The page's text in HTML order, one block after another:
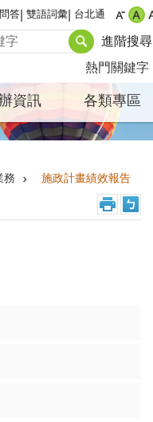
答 雙語詞彙 台北通
進階搜尋
熱門關鍵字
資訊 各類專區
務 施政計畫績效報告